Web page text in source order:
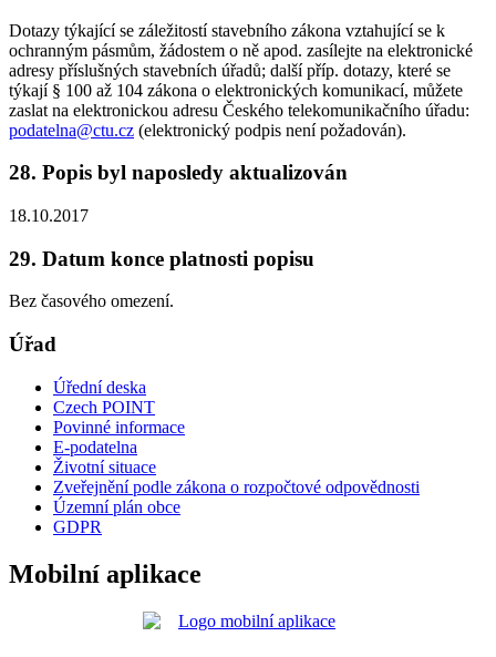
Dotazy týkající se záležitostí stavebního zákona vztahující se k
ochranným pásmům, žádostem o ně apod. zasílejte na elektronické
adresy příslušných stavebních úřadů; další příp. dotazy, které se
týkají § 100 až 104 zákona o elektronických komunikací, můžete
zaslat na elektronickou adresu Českého telekomunikačního úřadu:
podatelna@ctu.cz (elektronický podpis není požadován).
28. Popis byl naposledy aktualizován
18.10.2017
29. Datum konce platnosti popisu
Bez časového omezení.
Úřad
Úřední deska
Czech POINT
Povinné informace
E-podatelna
Životní situace
Zveřejnění podle zákona o rozpočtové odpovědnosti
Územní plán obce
GDPR
Mobilní aplikace